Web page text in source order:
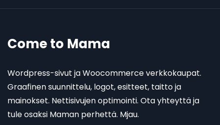
Come to Mama
Wordpress-sivut ja Woocommerce verkkokaupat.
Graafinen suunnittelu, logot, esitteet, taitto ja
mainokset. Nettisivujen optimointi. Ota yhteyttä ja
tule osaksi Maman perhettä. Mjau.